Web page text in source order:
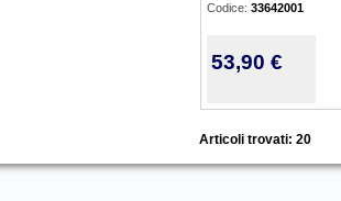
Codice: 33642001
53,90 €
Articoli trovati: 20